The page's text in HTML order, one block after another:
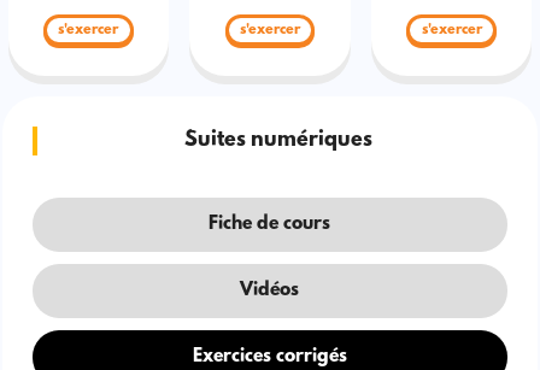
s'exercer s'exercer s'exercer
Suites numériques
Fiche de cours
Vidéos
Exercices corrigés